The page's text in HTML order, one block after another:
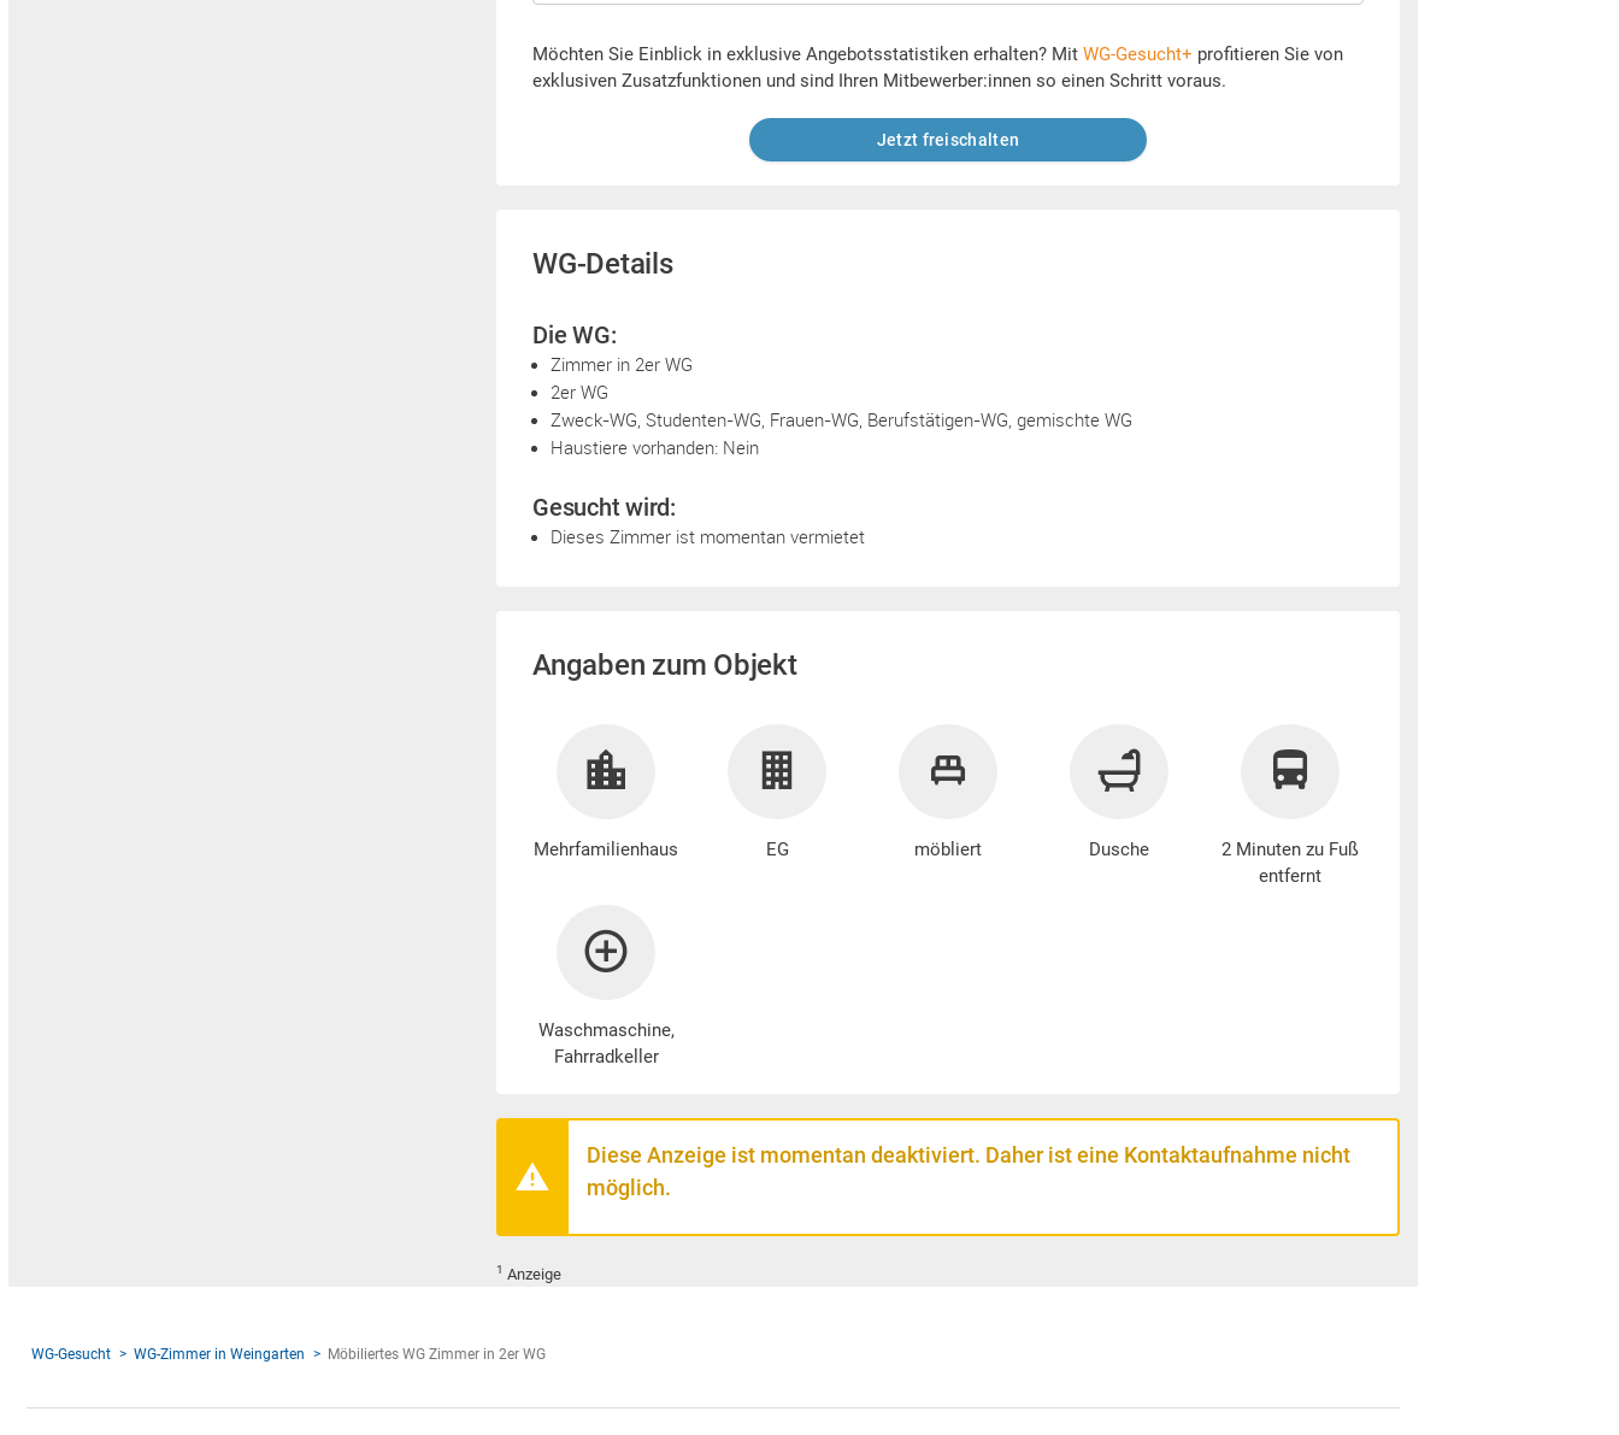
Möchten Sie Einblick in exklusive Angebotsstatistiken erhalten? Mit WG-Gesucht+ profitieren Sie von
exklusiven Zusatzfunktionen und sind Ihren Mitbewerber:innen so einen Schritt voraus.
Jetzt freischalten
WG-Details
Die WG:
Zimmer in 2er WG
2er WG
Zweck-WG, Studenten-WG, Frauen-WG, Berufstätigen-WG, gemischte WG
Haustiere vorhanden: Nein
Gesucht wird:
Dieses Zimmer ist momentan vermietet
Angaben zum Objekt
Mehrfamilienhaus EG möbliert Dusche
2 Minuten zu Fuß
entfernt
Waschmaschine,
Fahrradkeller
Diese Anzeige ist momentan deaktiviert. Daher ist eine Kontaktaufnahme nicht
möglich.
1 Anzeige
WG-Gesucht WG-Zimmer in Weingarten Möbiliertes WG Zimmer in 2er WG